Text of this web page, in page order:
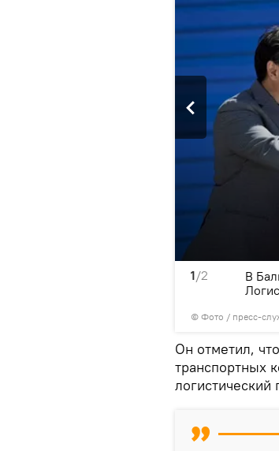
1/2
© Фото / пресс-
В
Он отметил,
транспортных
логистический